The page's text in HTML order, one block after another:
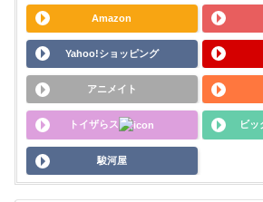
Amazon
Yahoo!ショッピング
アニメイト
トイザらス ビッ
駿河屋